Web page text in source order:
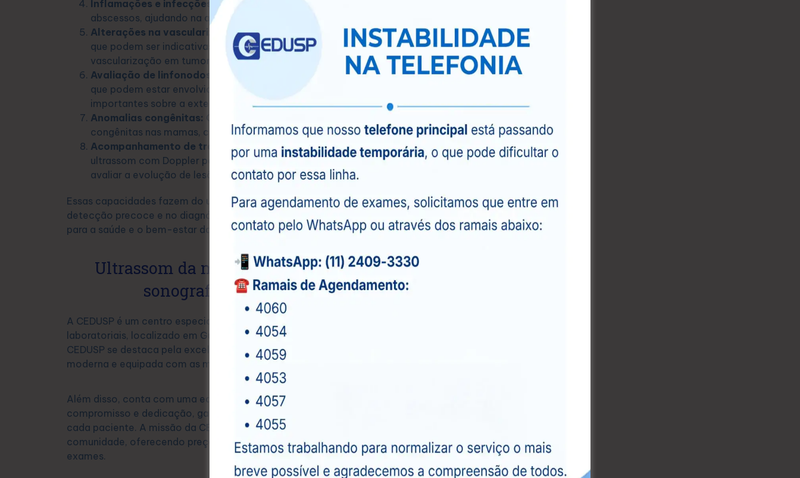
Inflamações e infecções:
O ultrassom pode detectar inflamações, como mastite, e
abscessos, ajudando na avaliação de condições infecciosas nas mamas.
Alterações na vascularização:O Doppler pode revelar alterações no fluxo sanguíneo,
que podem ser indicativas de condições patológicas, como o aumento da
vascularização em tumores malignos.
Avaliação de linfonodos:
O exame pode ser utilizado para avaliar linfonodos nas axilas,
que podem estar envolvidos em processos malignos, fornecendo informações
importantes sobre a extensão da doença.
Anomalias congênitas:
congênitas nas mamas, como malformações ou alterações estruturais.
Acompanhamento de tratamentos:Para pacientes em tratamento oncológico, o
ultrassom com Doppler pode ser utilizado para monitorar a resposta ao tratamento e
avaliar a evolução de lesões.
Essas capacidades fazem do ultrassom da mama com Doppler uma ferramenta valiosa na
detecção precoce e no diagnóstico de condições mamárias, contribuindo significativamente
para a saúde e o bem-estar das pacientes.
Ultrassom da mama com doppler e outros tipos de
sonografia, você encontra na CEDUSP
A CEDUSP é um centro especializado em exames diagnósticos, ultrassonografias e exames
laboratoriais, localizado em Guarulhos. Com mais de 15 anos de atuação no mercado, a
CEDUSP se destaca pela excelência em seus serviços, oferecendo uma infraestrutura
moderna e equipada com as mais avançadas tecnologias.
Além disso, conta com uma equipe de profissionais altamente qualificados, que atuam com
compromisso e dedicação, garantindo um atendimento humanizado e personalizado para
cada paciente. A missão da CEDUSP é proporcionar acesso à saúde de qualidade para toda a
comunidade, oferecendo preços acessíveis sem comprometer a eficiência e a precisão dos
exames.